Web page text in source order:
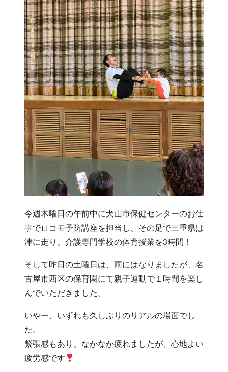
今週木曜日の午前中に犬山市保健センターのお仕
事でロコモ予防講座を担当し、その足で三重県は
津に走り、介護専門学校の体育授業を3時間！
そして昨日の土曜日は、雨にはなりましたが、名
古屋市西区の保育園にて親子運動で１時間を楽し
んでいただきました。
いやー、いずれも久しぶりのリアルの場面でし
た。
緊張感もあり、なかなか疲れましたが、心地よい
疲労感です